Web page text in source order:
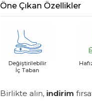
Öne Çıkan Özellikler
Değiştirilebilir
İç Taban
Birlikte alın, indirim